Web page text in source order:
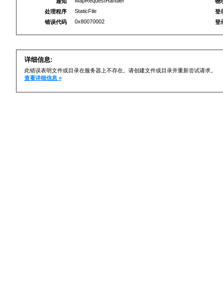
处理程序
StaticFile
错误代码
0x80070002
登
登
详细信息:
此错误表明文件或目录在服务器上不存在。请创建文件或目录并重新尝试请求。
查看详细信息 »